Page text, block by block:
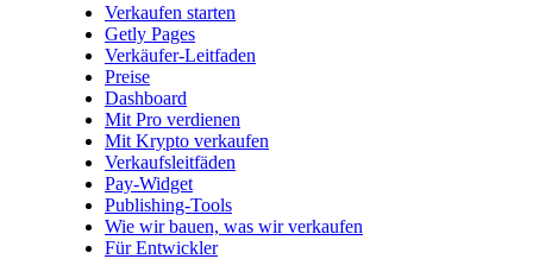
Verkaufen starten
Getly Pages
Verkäufer-Leitfaden
Preise
Dashboard
Mit Pro verdienen
Mit Krypto verkaufen
Verkaufsleitfäden
Pay-Widget
Publishing-Tools
Wie wir bauen, was wir verkaufen
Für Entwickler